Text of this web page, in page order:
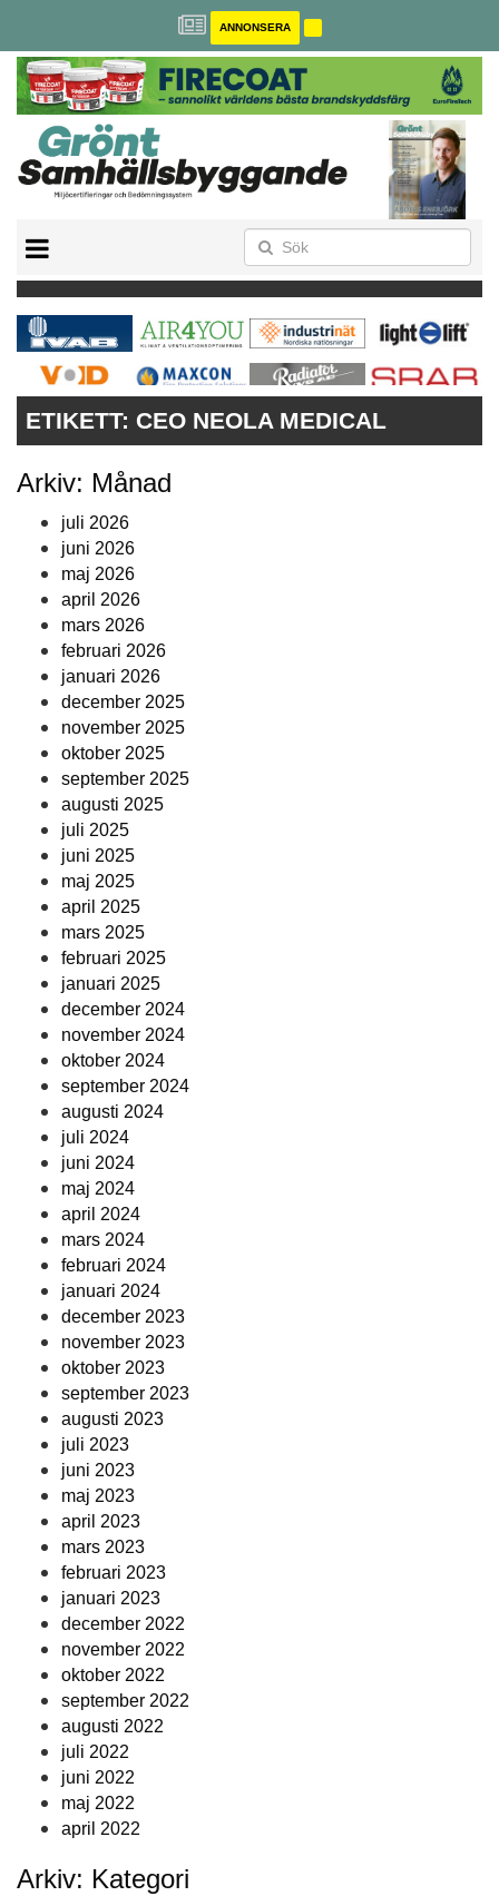
ANNONSERA
MILJÖBYGGNAD
NOLLCO2
CITYLAB
GREENBUILDING
ANNONSERA
ETIKETT: CEO NEOLA MEDICAL
Arkiv: Månad
juli 2026
juni 2026
maj 2026
april 2026
mars 2026
februari 2026
januari 2026
december 2025
november 2025
oktober 2025
september 2025
augusti 2025
juli 2025
juni 2025
maj 2025
april 2025
mars 2025
februari 2025
januari 2025
december 2024
november 2024
oktober 2024
september 2024
augusti 2024
juli 2024
juni 2024
maj 2024
april 2024
mars 2024
februari 2024
januari 2024
december 2023
november 2023
oktober 2023
september 2023
augusti 2023
juli 2023
juni 2023
maj 2023
april 2023
mars 2023
februari 2023
januari 2023
december 2022
november 2022
oktober 2022
september 2022
augusti 2022
juli 2022
juni 2022
maj 2022
april 2022
Arkiv: Kategori